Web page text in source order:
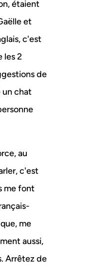
étaient
et
c'est
les 2
de
un chat
au
c'est
me font
me
aussi,
Arrêtez de